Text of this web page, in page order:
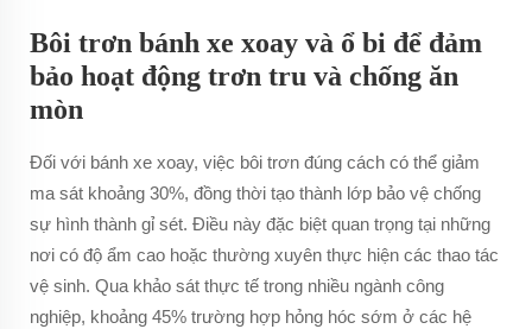
Bôi trơn bánh xe xoay và ổ bi để đảm
bảo hoạt động trơn tru và chống ăn
mòn
Đối với bánh xe xoay, việc bôi trơn đúng cách có thể giảm
ma sát khoảng 30%, đồng thời tạo thành lớp bảo vệ chống
sự hình thành gỉ sét. Điều này đặc biệt quan trọng tại những
nơi có độ ẩm cao hoặc thường xuyên thực hiện các thao tác
vệ sinh. Qua khảo sát thực tế trong nhiều ngành công
nghiệp, khoảng 45% trường hợp hỏng hóc sớm ở các hệ